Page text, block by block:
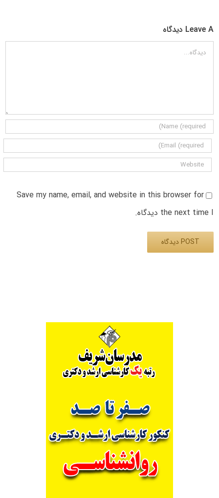
Leave A دیدگاه
دیدگاه
Save my name, email, and website in this browser for
the next time I دیدگاه.